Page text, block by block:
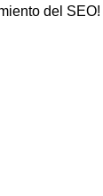
del SEO!